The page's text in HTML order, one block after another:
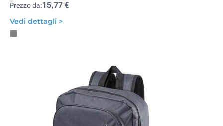
Prezzo da:15,77 €
Vedi dettagli >